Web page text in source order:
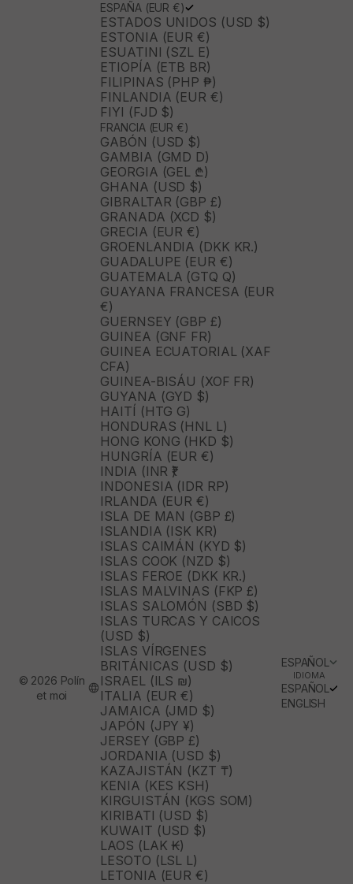
ESPAÑA (EUR €)
ESTADOS UNIDOS (USD $)
ESTONIA (EUR €)
ESUATINI (SZL E)
ETIOPÍA (ETB BR)
FILIPINAS (PHP ₱)
FINLANDIA (EUR €)
FIYI (FJD $)
FRANCIA (EUR €)
GABÓN (USD $)
GAMBIA (GMD D)
GEORGIA (GEL ₾)
GHANA (USD $)
GIBRALTAR (GBP £)
GRANADA (XCD $)
GRECIA (EUR €)
GROENLANDIA (DKK KR.)
GUADALUPE (EUR €)
GUATEMALA (GTQ Q)
GUAYANA FRANCESA (EUR
€)
GUERNSEY (GBP £)
GUINEA (GNF FR)
GUINEA ECUATORIAL (XAF
CFA)
GUINEA-BISÁU (XOF FR)
GUYANA (GYD $)
HAITÍ (HTG G)
HONDURAS (HNL L)
HONG KONG (HKD $)
HUNGRÍA (EUR €)
INDIA (INR ₹)
INDONESIA (IDR RP)
IRLANDA (EUR €)
ISLA DE MAN (GBP £)
ISLANDIA (ISK KR)
ISLAS CAIMÁN (KYD $)
ISLAS COOK (NZD $)
ISLAS FEROE (DKK KR.)
ISLAS MALVINAS (FKP £)
ISLAS SALOMÓN (SBD $)
ISLAS TURCAS Y CAICOS
(USD $)
ISLAS VÍRGENES
BRITÁNICAS (USD $)
ISRAEL (ILS ₪)
ITALIA (EUR €)
JAMAICA (JMD $)
JAPÓN (JPY ¥)
JERSEY (GBP £)
JORDANIA (USD $)
KAZAJISTÁN (KZT ₸)
KENIA (KES KSH)
KIRGUISTÁN (KGS SOM)
KIRIBATI (USD $)
KUWAIT (USD $)
LAOS (LAK ₭)
LESOTO (LSL L)
LETONIA (EUR €)
ESPAÑOL
IDIOMA
ESPAÑOL
ENGLISH
© 2026 Polín
et moi